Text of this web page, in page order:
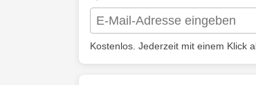
Kostenlos. Jederzeit mit einem Klick